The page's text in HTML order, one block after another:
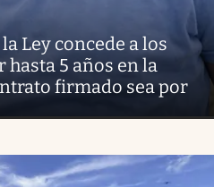
Ley concede a los
5 años en la
firmado sea por